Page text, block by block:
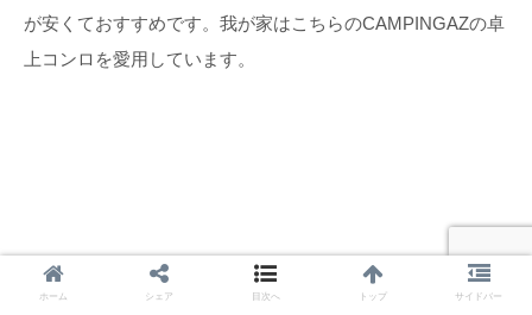
が安くておすすめです。我が家はこちらのCAMPINGAZの卓
上コンロを愛用しています。
ホーム シェア 目次へ トップ サイドバー